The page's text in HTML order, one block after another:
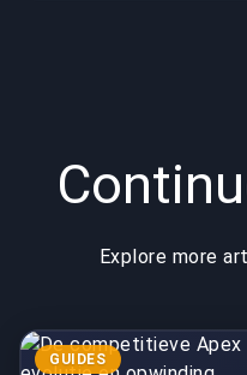
Explore more
GUIDES